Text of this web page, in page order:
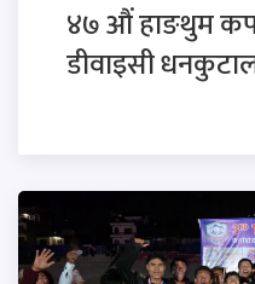
४७ औं हाङथुम
डीवाइसी